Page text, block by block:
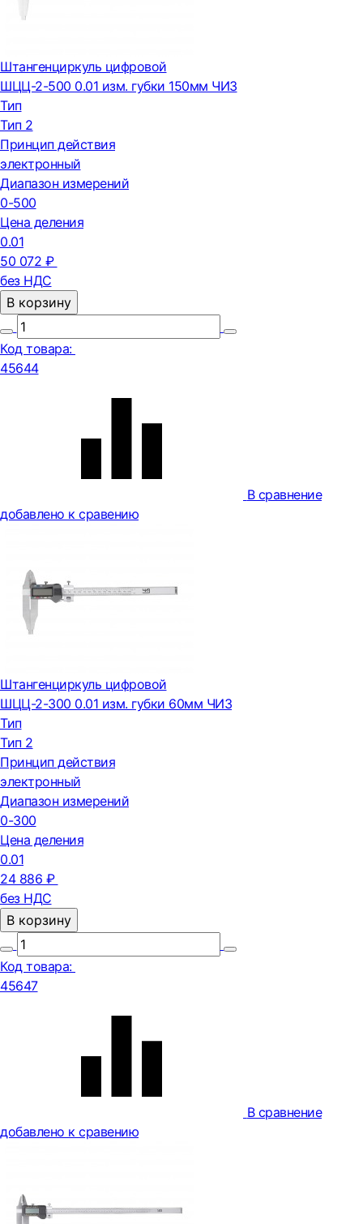
Штангенциркуль цифровой
ШЦЦ-2-500 0.01 изм. губки 150мм ЧИЗ
Тип
Тип 2
Принцип действия
электронный
Диапазон измерений
0-500
Цена деления
0.01
50 072 ₽
без НДС
В корзину
Код товара:
45644
В сравнение
добавлено к сравению
Штангенциркуль цифровой
ШЦЦ-2-300 0.01 изм. губки 60мм ЧИЗ
Тип
Тип 2
Принцип действия
электронный
Диапазон измерений
0-300
Цена деления
0.01
24 886 ₽
без НДС
В корзину
Код товара:
45647
В сравнение
добавлено к сравению